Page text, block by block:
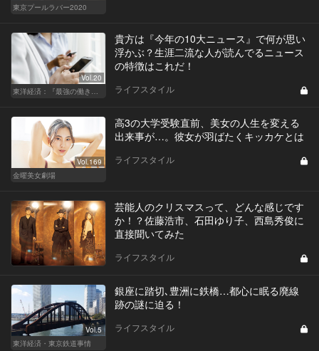
東京プールラバー2020
Vol.20
東洋経済：『最強の働き方』『一流の育て方』
貴方は『今年の10大ニュース』で何が思い
浮かぶ？生涯二流な人が読んでるニュース
の特徴はこれだ！
ライフスタイル
Vol.169
金曜美女劇場
高3の大学受験直前、美女の人生を変える
出来事が…。彼女が羽ばたくキッカケとは
ライフスタイル
芸能人のクリスマスって、どんな感じです
か！？佐藤浩市、石田ゆり子、西島秀俊に
直接聞いてみた
ライフスタイル
Vol.5
東洋経済・東京鉄道事情
銀座に踏切､豊洲に鉄橋…都心に眠る廃線
跡の謎に迫る！
ライフスタイル